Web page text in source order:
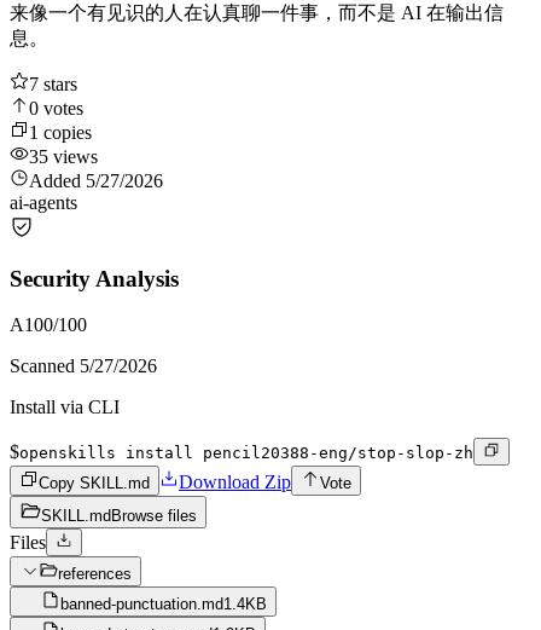
来像一个有见识的人在认真聊一件事，而不是 AI 在输出信
息。
7 stars
0 votes
1 copies
35 views
Added 5/27/2026
ai-agents
Security Analysis
A100/100
Scanned 5/27/2026
Install via CLI
$openskills install pencil20388-eng/stop-slop-zh
Copy SKILL.md
Download Zip
Vote
SKILL.md Browse files
Files
references
banned-punctuation.md1.4KB